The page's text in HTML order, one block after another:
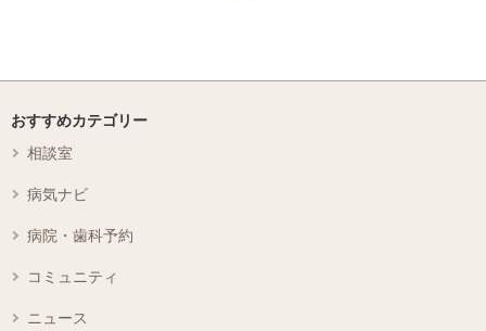
おすすめカテゴリー
相談室
病気ナビ
病院・歯科予約
コミュニティ
ニュース